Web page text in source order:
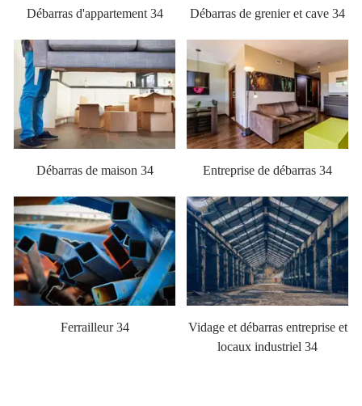
Débarras d'appartement 34 Débarras de grenier et cave 34
Débarras de maison 34 Entreprise de débarras 34
Ferrailleur 34
Vidage et débarras entreprise et
locaux industriel 34